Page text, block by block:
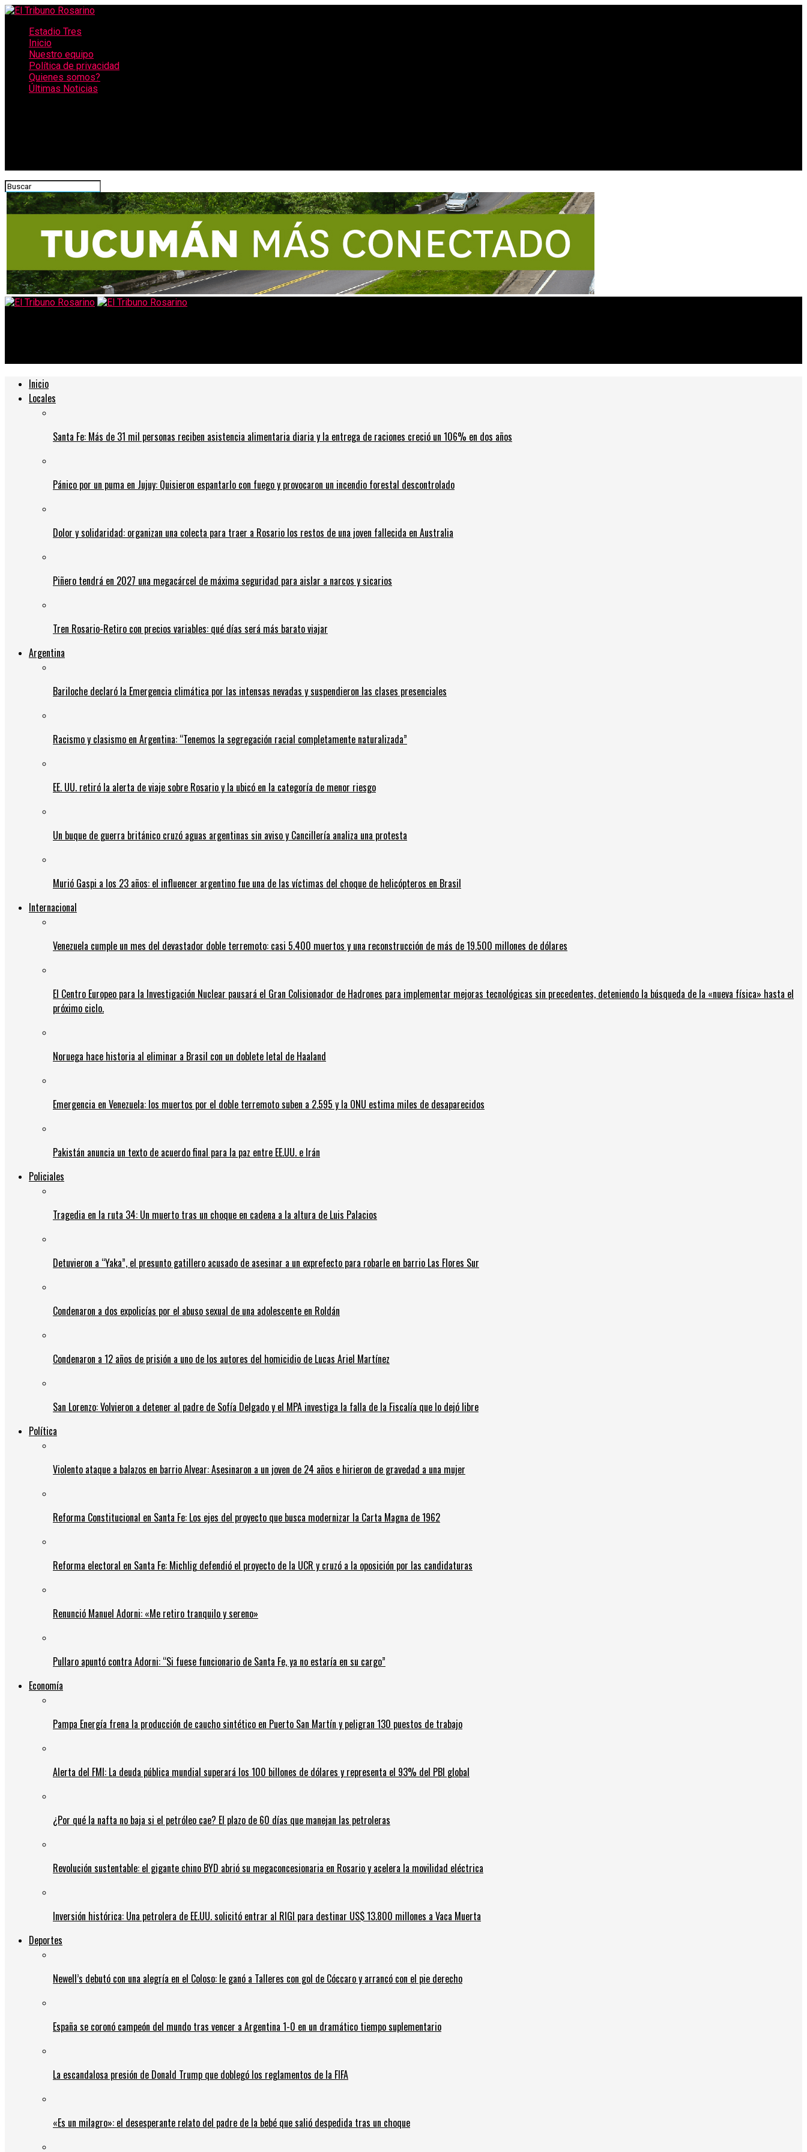
Estadio Tres
Inicio
Nuestro equipo
Política de privacidad
Quienes somos?
Últimas Noticias
Inicio
Locales
Santa Fe: Más de 31 mil personas reciben asistencia alimentaria diaria y la entrega de raciones creció un 106% en dos años
Pánico por un puma en Jujuy: Quisieron espantarlo con fuego y provocaron un incendio forestal descontrolado
Dolor y solidaridad: organizan una colecta para traer a Rosario los restos de una joven fallecida en Australia
Piñero tendrá en 2027 una megacárcel de máxima seguridad para aislar a narcos y sicarios
Tren Rosario-Retiro con precios variables: qué días será más barato viajar
Argentina
Bariloche declaró la Emergencia climática por las intensas nevadas y suspendieron las clases presenciales
Racismo y clasismo en Argentina: “Tenemos la segregación racial completamente naturalizada”
EE. UU. retiró la alerta de viaje sobre Rosario y la ubicó en la categoría de menor riesgo
Un buque de guerra británico cruzó aguas argentinas sin aviso y Cancillería analiza una protesta
Murió Gaspi a los 23 años: el influencer argentino fue una de las víctimas del choque de helicópteros en Brasil
Internacional
Venezuela cumple un mes del devastador doble terremoto: casi 5.400 muertos y una reconstrucción de más de 19.500 millones de dólares
El Centro Europeo para la Investigación Nuclear pausará el Gran Colisionador de Hadrones para implementar mejoras tecnológicas sin precedentes, deteniendo la búsqueda de la «nueva física» hasta el
próximo ciclo.
Noruega hace historia al eliminar a Brasil con un doblete letal de Haaland
Emergencia en Venezuela: los muertos por el doble terremoto suben a 2.595 y la ONU estima miles de desaparecidos
Pakistán anuncia un texto de acuerdo final para la paz entre EE.UU. e Irán
Policiales
Tragedia en la ruta 34: Un muerto tras un choque en cadena a la altura de Luis Palacios
Detuvieron a “Yaka”, el presunto gatillero acusado de asesinar a un exprefecto para robarle en barrio Las Flores Sur
Condenaron a dos expolicías por el abuso sexual de una adolescente en Roldán
Condenaron a 12 años de prisión a uno de los autores del homicidio de Lucas Ariel Martínez
San Lorenzo: Volvieron a detener al padre de Sofía Delgado y el MPA investiga la falla de la Fiscalía que lo dejó libre
Política
Violento ataque a balazos en barrio Alvear: Asesinaron a un joven de 24 años e hirieron de gravedad a una mujer
Reforma Constitucional en Santa Fe: Los ejes del proyecto que busca modernizar la Carta Magna de 1962
Reforma electoral en Santa Fe: Michlig defendió el proyecto de la UCR y cruzó a la oposición por las candidaturas
Renunció Manuel Adorni: «Me retiro tranquilo y sereno»
Pullaro apuntó contra Adorni: “Si fuese funcionario de Santa Fe, ya no estaría en su cargo”
Economía
Pampa Energía frena la producción de caucho sintético en Puerto San Martín y peligran 130 puestos de trabajo
Alerta del FMI: La deuda pública mundial superará los 100 billones de dólares y representa el 93% del PBI global
¿Por qué la nafta no baja si el petróleo cae? El plazo de 60 días que manejan las petroleras
Revolución sustentable: el gigante chino BYD abrió su megaconcesionaria en Rosario y acelera la movilidad eléctrica
Inversión histórica: Una petrolera de EE.UU. solicitó entrar al RIGI para destinar US$ 13.800 millones a Vaca Muerta
Deportes
Newell’s debutó con una alegría en el Coloso: le ganó a Talleres con gol de Cóccaro y arrancó con el pie derecho
España se coronó campeón del mundo tras vencer a Argentina 1-0 en un dramático tiempo suplementario
La escandalosa presión de Donald Trump que doblegó los reglamentos de la FIFA
«Es un milagro»: el desesperante relato del padre de la bebé que salió despedida tras un choque